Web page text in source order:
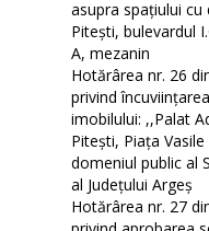
asupra spaţiului
Piteşti, bulevardul
A, mezanin
Hotărârea nr. 26
privind
imobilului: ,,Palat
Pitești, Piața
domeniul public al
al Județului Argeș
Hotărârea nr. 27